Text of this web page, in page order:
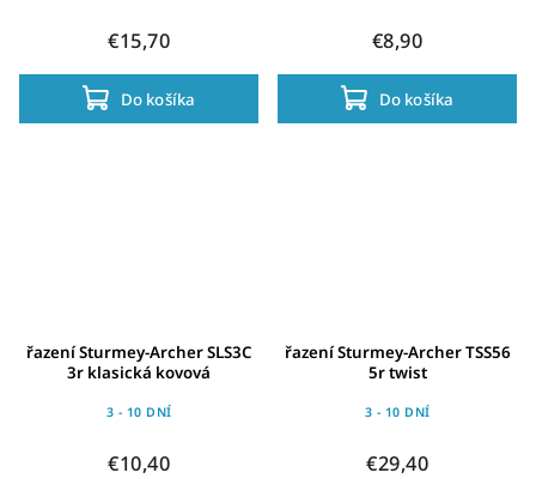
€15,70
Do košíka
€8,90
Do košíka
řazení Sturmey-Archer SLS3C
3r klasická kovová
3 - 10 DNÍ
€10,40
řazení Sturmey-Archer TSS56
5r twist
3 - 10 DNÍ
€29,40